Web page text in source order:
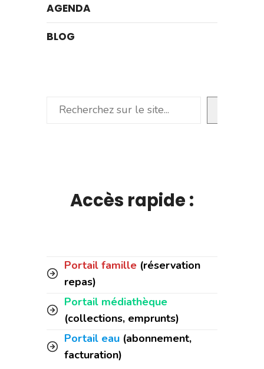
AGENDA
BLOG
Rechercher
Accès rapide :
Portail famille (réservation
repas)
Portail médiathèque
(collections, emprunts)
Portail eau (abonnement,
facturation)